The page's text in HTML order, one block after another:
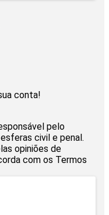
conta!
pelo
civil e penal.
opiniões de
com os Termos